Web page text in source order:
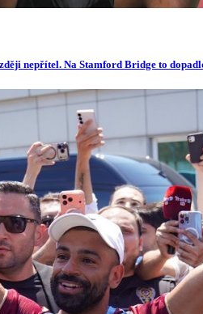
nepřítel. Na Stamford Bridge to